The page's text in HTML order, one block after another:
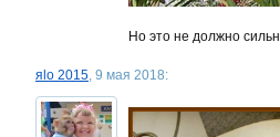
Но это не должно
яlo 2015, 9 мая 2018: